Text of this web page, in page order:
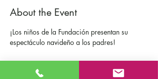
About the Event
¡Los niños de la Fundación presentan su
espectáculo navideño a los padres!